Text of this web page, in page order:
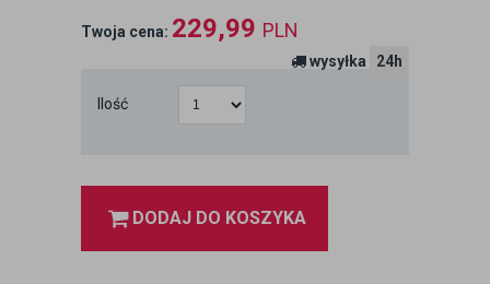
Twoja cena: 229,99 PLN
wysyłka 24h
Ilość
DODAJ DO KOSZYKA